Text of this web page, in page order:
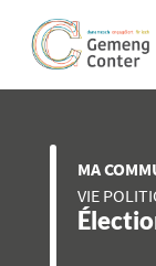
MA
VIE